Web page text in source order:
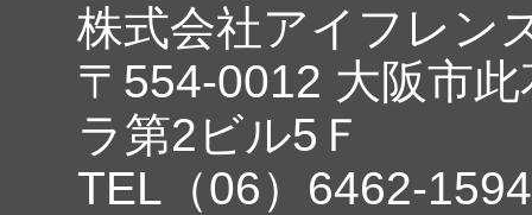
株式会社アイフレン
〒554-0012 大阪市
ラ第2ビル5Ｆ
TEL（06）6462-